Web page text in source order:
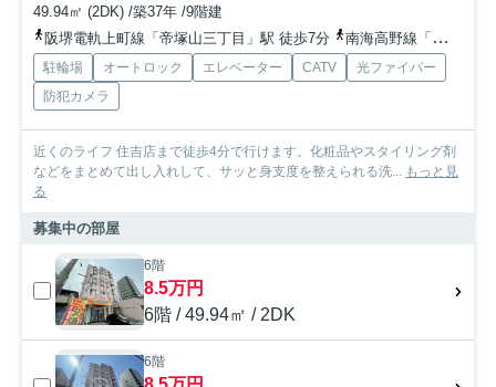
49.94㎡ (2DK) /築37年 /9階建
阪堺電軌上町線「帝塚山三丁目」駅 徒歩7分
南海高野線「帝塚山」駅 徒歩11分
駐輪場 オートロック エレベーター CATV
光ファイバー
防犯カメラ
近くのライフ 住吉店まで徒歩4分で行けます。化粧品やスタイリング剤
などをまとめて出し入れして、サッと身支度を整えられる洗...
もっと見
る
募集中の部屋
6階
8.5万円
6階 / 49.94㎡ / 2DK
6階